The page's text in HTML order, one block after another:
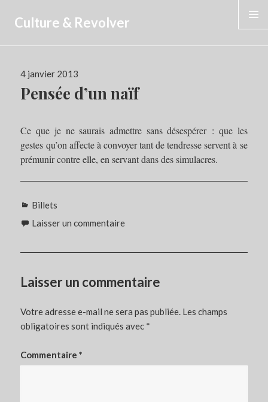
Culture & Revolver
Publié
le
4 janvier 2013
Pensée d’un naïf
Ce que je ne saurais admettre sans désespérer : que les
gestes qu’on affecte à convoyer tant de tendresse servent à se
prémunir contre elle, en servant dans des simulacres.
Catégories
Billets
Laisser un commentaire
Laisser un commentaire
Votre adresse e-mail ne sera pas publiée. Les champs
obligatoires sont indiqués avec *
Commentaire*